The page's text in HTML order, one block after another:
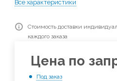
Все характеристики
Стоимость доставки
каждого заказа
Цена по
Под заказ